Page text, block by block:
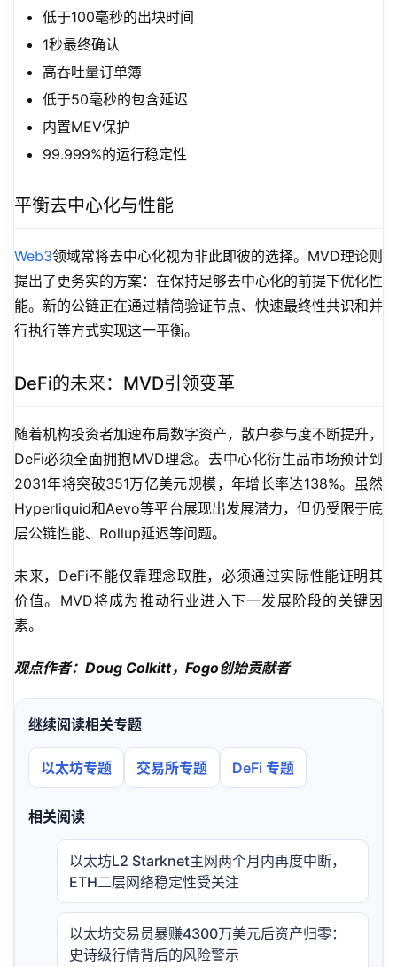
低于100毫秒的出块时间
1秒最终确认
高吞吐量订单簿
低于50毫秒的包含延迟
内置MEV保护
99.999%的运行稳定性
平衡去中心化与性能
Web3领域常将去中心化视为非此即彼的选择。MVD理论则
提出了更务实的方案：在保持足够去中心化的前提下优化性
能。新的公链正在通过精简验证节点、快速最终性共识和并
行执行等方式实现这一平衡。
DeFi的未来：MVD引领变革
随着机构投资者加速布局数字资产，散户参与度不断提升，
DeFi必须全面拥抱MVD理念。去中心化衍生品市场预计到
2031年将突破351万亿美元规模，年增长率达138%。虽然
Hyperliquid和Aevo等平台展现出发展潜力，但仍受限于底
层公链性能、Rollup延迟等问题。
未来，DeFi不能仅靠理念取胜，必须通过实际性能证明其
价值。MVD将成为推动行业进入下一发展阶段的关键因
素。
观点作者：Doug Colkitt，Fogo创始贡献者
继续阅读相关专题
以太坊专题 交易所专题 DeFi 专题
相关阅读
以太坊L2 Starknet主网两个月内再度中断，
ETH二层网络稳定性受关注
以太坊交易员暴赚4300万美元后资产归零：
史诗级行情背后的风险警示